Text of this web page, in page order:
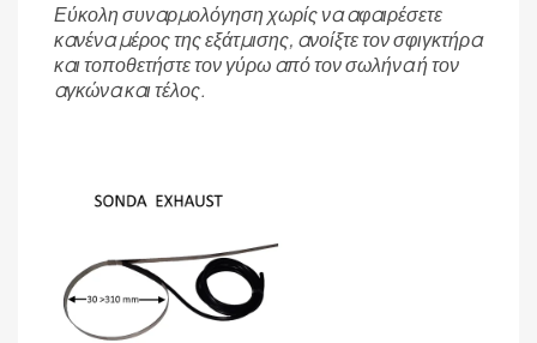
Εύκολη συναρμολόγηση χωρίς να αφαιρέσετε
κανένα μέρος της εξάτμισης, ανοίξτε τον σφιγκτήρα
και τοποθετήστε τον γύρω από τον σωλήνα ή τον
αγκώνα και τέλος.